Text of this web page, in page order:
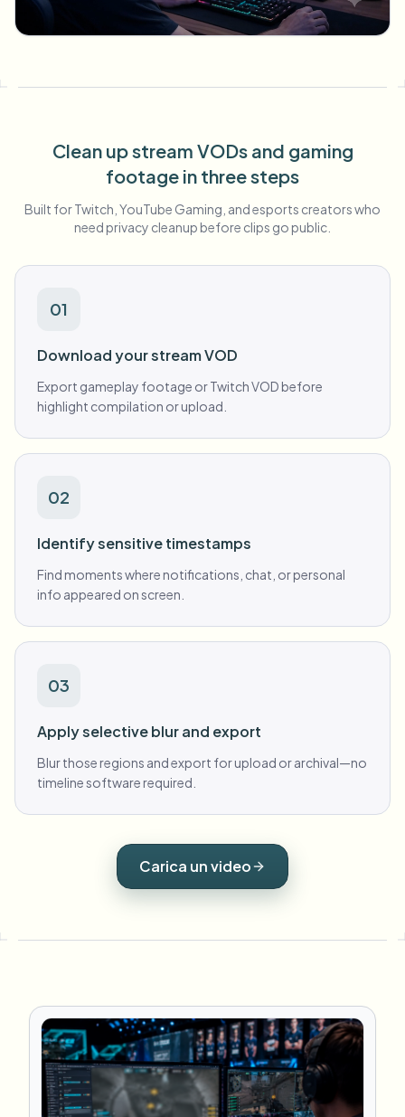
Scambio viso - Video
Sfocatura video in batch
Elabora molti video in un’unica passata
Sfocatura visi in blocco
Pipeline ad alto rendimento
Automatizza upload, job e webhook
Intelligenza video
Rimozione sfondo in blocco
Clean up stream VODs and gaming
footage in three steps
Built for Twitch, YouTube Gaming, and esports creators who
need privacy cleanup before clips go public.
01
Download your stream VOD
Export gameplay footage or Twitch VOD before
highlight compilation or upload.
02
Identify sensitive timestamps
Find moments where notifications, chat, or personal
info appeared on screen.
03
Apply selective blur and export
Blur those regions and export for upload or archival—no
timeline software required.
Carica un video